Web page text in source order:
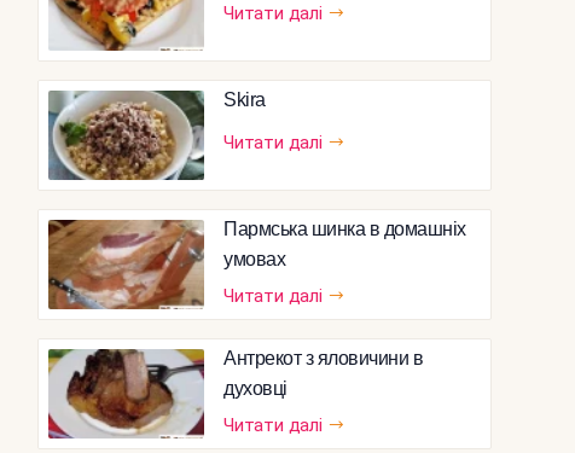
Читати далі
Skira
Читати далі
Пармська шинка в домашніх
умовах
Читати далі
Антрекот з яловичини в
духовці
Читати далі